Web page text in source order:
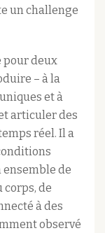
un challenge
pour deux
– à la
et à
articuler des
réel. Il a
de
de
à des
observé